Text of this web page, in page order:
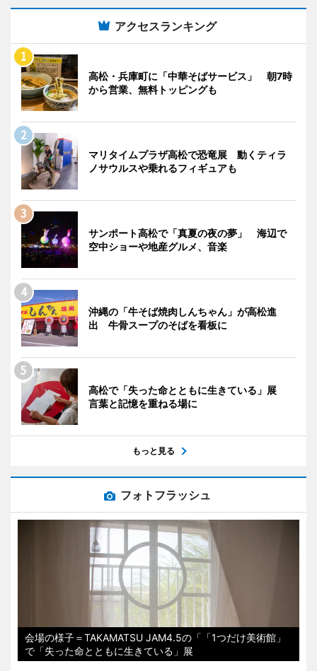
アクセスランキング
高松・兵庫町に「中華そばサービス」 朝7時
から営業、無料トッピングも
マリタイムプラザ高松で恐竜展 動くティラ
ノサウルスや乗れるフィギュアも
サンポート高松で「真夏の夜の夢」 海辺で
空中ショーや地産グルメ、音楽
沖縄の「牛そば焼肉しんちゃん」が高松進
出 牛骨スープのそばを看板に
高松で「失った命とともに生きている」展
言葉と記憶を重ねる場に
もっと見る
フォトフラッシュ
会場の様子＝TAKAMATSU JAM4.5の「「1つだけ美術館」
で「失った命とともに生きている」展